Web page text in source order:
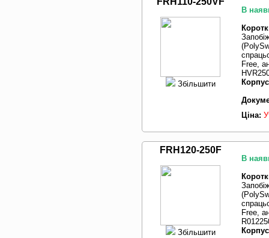
Збільшити
В
Free,
Ціна:
FRH120-250F
Збільшити
В
Free,